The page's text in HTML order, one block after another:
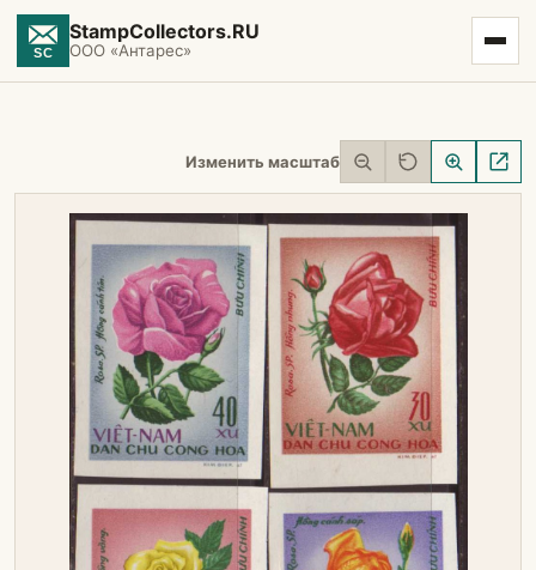
StampCollectors.RU
ООО «Антарес»
Изменить масштаб